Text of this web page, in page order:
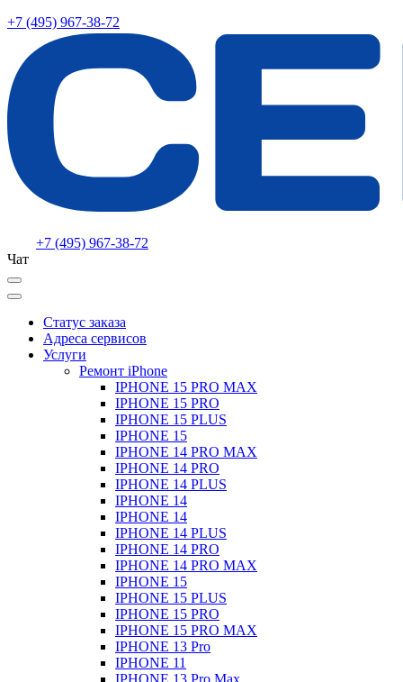
+7 (495) 967-38-72
+7 (495) 967-38-72
Чат
Статус заказа
Адреса сервисов
Услуги
Ремонт iPhone
IPHONE 15 PRO MAX
IPHONE 15 PRO
IPHONE 15 PLUS
IPHONE 15
IPHONE 14 PRO MAX
IPHONE 14 PRO
IPHONE 14 PLUS
IPHONE 14
IPHONE 14
IPHONE 14 PLUS
IPHONE 14 PRO
IPHONE 14 PRO MAX
IPHONE 15
IPHONE 15 PLUS
IPHONE 15 PRO
IPHONE 15 PRO MAX
IPHONE 13 Pro
IPHONE 11
IPHONE 13 Pro Max